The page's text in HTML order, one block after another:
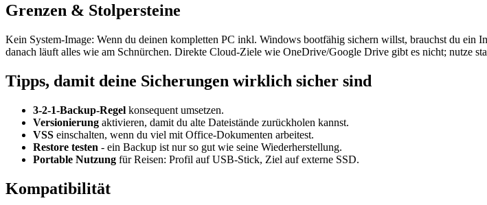
Grenzen & Stolpersteine
Kein System-Image: Wenn du deinen kompletten PC inkl. Windows bootfähig sichern willst, brauchst du
danach läuft alles wie am Schnürchen. Direkte Cloud-Ziele wie OneDrive/Google Drive gibt es nicht; nutze
Tipps, damit deine Sicherungen wirklich sicher sind
3-2-1-Backup-Regel konsequent umsetzen.
Versionierung aktivieren, damit du alte Dateistände zurückholen kannst.
VSS einschalten, wenn du viel mit Office-Dokumenten arbeitest.
Restore testen - ein Backup ist nur so gut wie seine Wiederherstellung.
Portable Nutzung für Reisen: Profil auf USB-Stick, Ziel auf externe SSD.
Kompatibilität